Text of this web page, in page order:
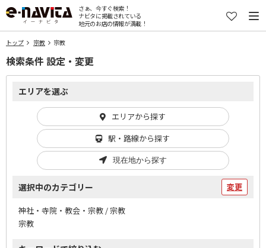
さぁ、今すぐ検索！
ナビタに掲載されている
地元のお店の情報が満載！
トップ 宗教 宗教
検索条件 設定・変更
エリアを選ぶ
エリアから探す
駅・路線から探す
現在地から探す
選択中のカテゴリー 変更
神社・寺院・教会・宗教 / 宗教
宗教